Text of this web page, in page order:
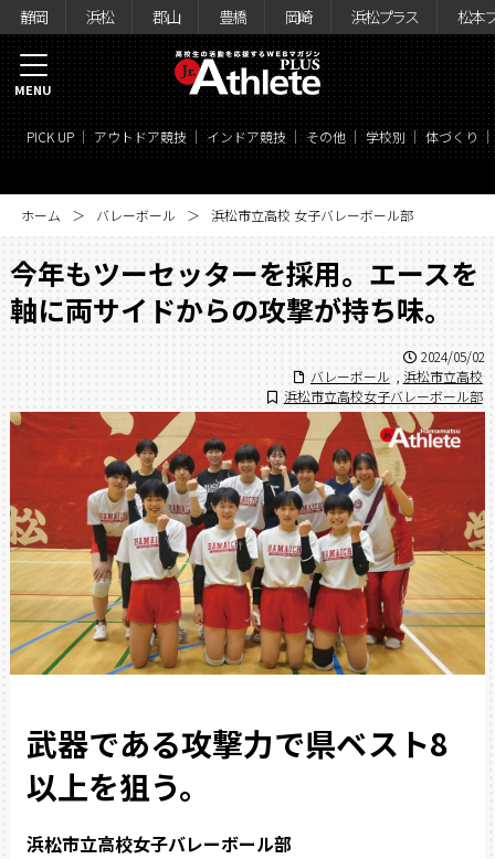
静岡 浜松 郡山 豊橋 岡崎 浜松プラス 松本
PICK UP アウトドア競技 インドア競技 その他 学校別 体づくり
MENU
ホーム バレーボール 浜松市立高校 女子バレーボール部
今年もツーセッターを採用。エースを
軸に両サイドからの攻撃が持ち味。
2024/05/02
バレーボール
浜松市立高校
浜松市立高校女子バレーボール部
武器である攻撃力で県ベスト8
以上を狙う。
浜松市立高校女子バレーボール部